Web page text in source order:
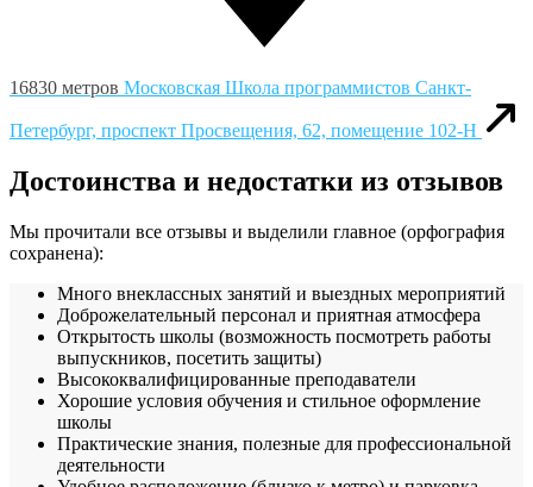
16830 метров Московская Школа программистов Санкт-
Петербург, проспект Просвещения, 62, помещение 102-Н
Достоинства и недостатки из отзывов
Мы прочитали все отзывы и выделили главное (орфография
сохранена):
Много внеклассных занятий и выездных мероприятий
Доброжелательный персонал и приятная атмосфера
Открытость школы (возможность посмотреть работы
выпускников, посетить защиты)
Высококвалифицированные преподаватели
Хорошие условия обучения и стильное оформление
школы
Практические знания, полезные для профессиональной
деятельности